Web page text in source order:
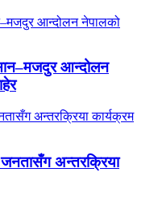
आन्दोलन
जनतासँग अन्तरक्रिया